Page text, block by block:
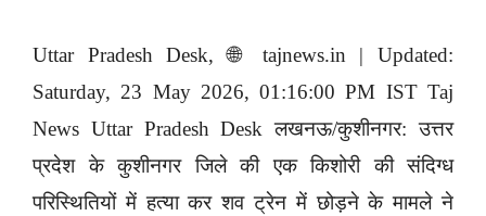
Uttar Pradesh Desk, 🌐 tajnews.in | Updated:
Saturday, 23 May 2026, 01:16:00 PM IST Taj
News Uttar Pradesh Desk लखनऊ/कुशीनगर: उत्तर
प्रदेश के कुशीनगर जिले की एक किशोरी की संदिग्ध
परिस्थितियों में हत्या कर शव ट्रेन में छोड़ने के मामले ने